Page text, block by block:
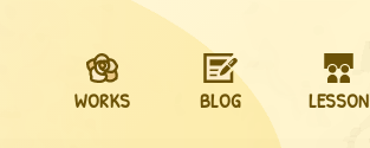
WORKS BLOG LESSON